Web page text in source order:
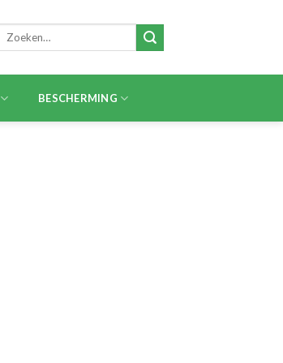
Zoeken
BESCHERMING